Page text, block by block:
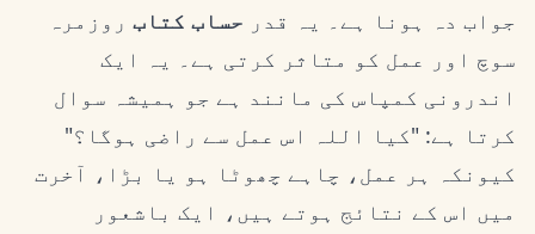
جواب دہ ہونا ہے۔ یہ قدر حساب کتاب روزمرہ
سوچ اور عمل کو متاثر کرتی ہے۔ یہ ایک
اندرونی کمپاس کی مانند ہے جو ہمیشہ سوال
کرتا ہے: "کیا اللہ اس عمل سے راضی ہوگا؟"
کیونکہ ہر عمل، چاہے چھوٹا ہو یا بڑا، آخرت
میں اس کے نتائج ہوتے ہیں، ایک باشعور